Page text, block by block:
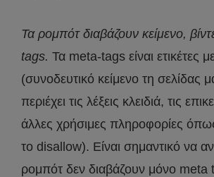
Τα ρομπότ διαβάζουν κείμενο,
tags. Τα meta-tags είναι ετικέτες
(συνοδευτικό κείμενο τη σελίδας
περιέχει τις λέξεις κλειδιά, τις
άλλες χρήσιμες πληροφορίες
το disallow). Είναι σημαντικό να
ρομπότ δεν διαβάζουν μόνο